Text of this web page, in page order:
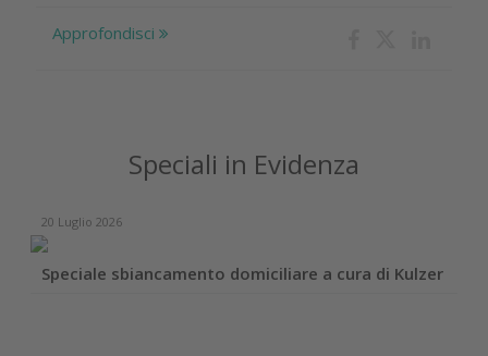
Approfondisci
Speciali in Evidenza
20 Luglio 2026
Speciale sbiancamento domiciliare a cura di Kulzer